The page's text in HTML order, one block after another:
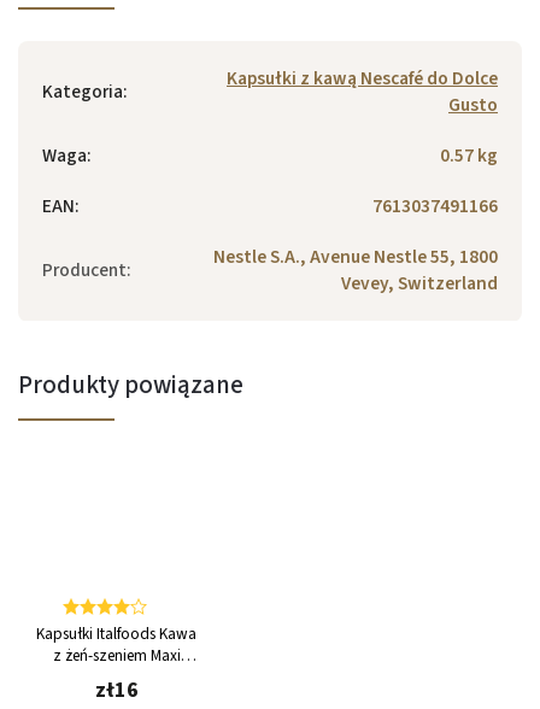
Kategoria:
Kapsułki z kawą Nescafé do Dolce
Gusto
Waga:
0.57 kg
EAN: 7613037491166
Producent:
Nestle S.A., Avenue Nestle 55, 1800
Vevey, Switzerland
Produkty powiązane
Kapsułki Italfoods Kawa
z żeń-szeniem Maxi
Dolce Gusto 16 sztuk
zł16